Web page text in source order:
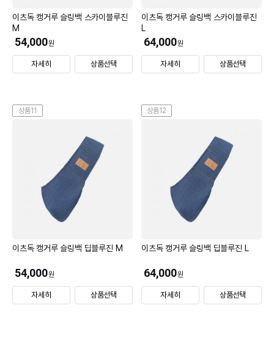
이츠독 캥거루 슬링백 스카이블루진
M
54,000원
자세히 상품선택
이츠독 캥거루 슬링백 스카이블루진
L
64,000원
자세히 상품선택
상품11
이츠독 캥거루 슬링백 딥블루진 M
54,000원
자세히 상품선택
상품12
이츠독 캥거루 슬링백 딥블루진 L
64,000원
자세히 상품선택